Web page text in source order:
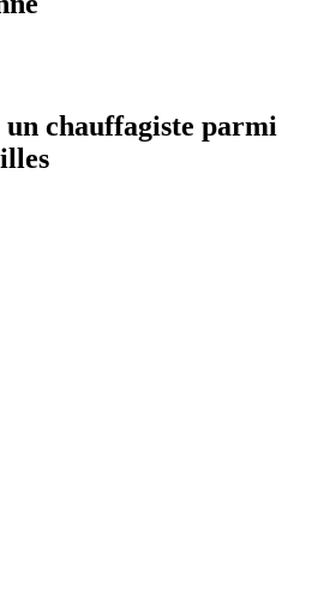
chauffagiste parmi